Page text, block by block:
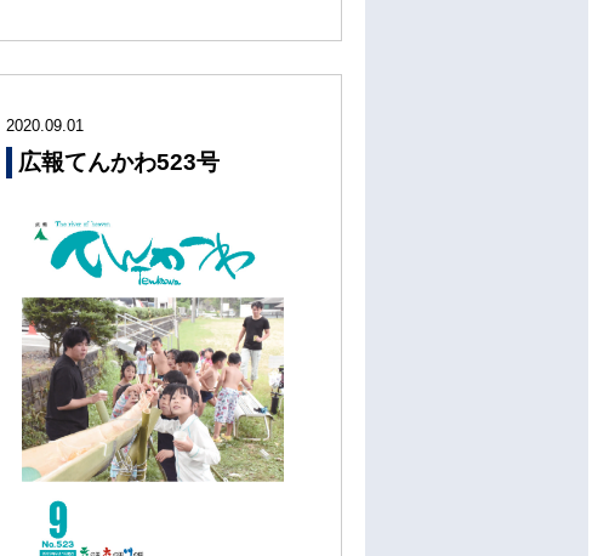
2020.09.01
広報てんかわ523号